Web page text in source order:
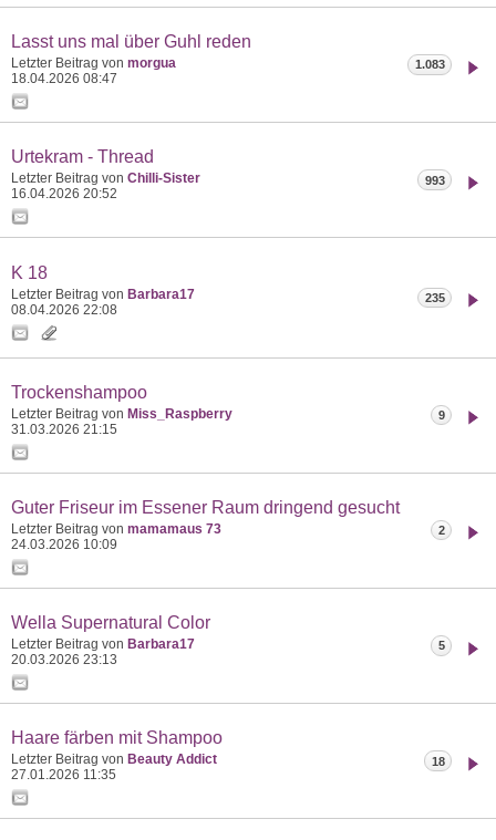
Lasst uns mal über Guhl reden
Letzter Beitrag von morgua
18.04.2026 08:47
1.083
Urtekram - Thread
Letzter Beitrag von Chilli-Sister
16.04.2026 20:52
993
K 18
Letzter Beitrag von Barbara17
08.04.2026 22:08
235
Trockenshampoo
Letzter Beitrag von Miss_Raspberry
31.03.2026 21:15
9
Guter Friseur im Essener Raum dringend gesucht
Letzter Beitrag von mamamaus 73
24.03.2026 10:09
2
Wella Supernatural Color
Letzter Beitrag von Barbara17
20.03.2026 23:13
5
Haare färben mit Shampoo
Letzter Beitrag von Beauty Addict
27.01.2026 11:35
18